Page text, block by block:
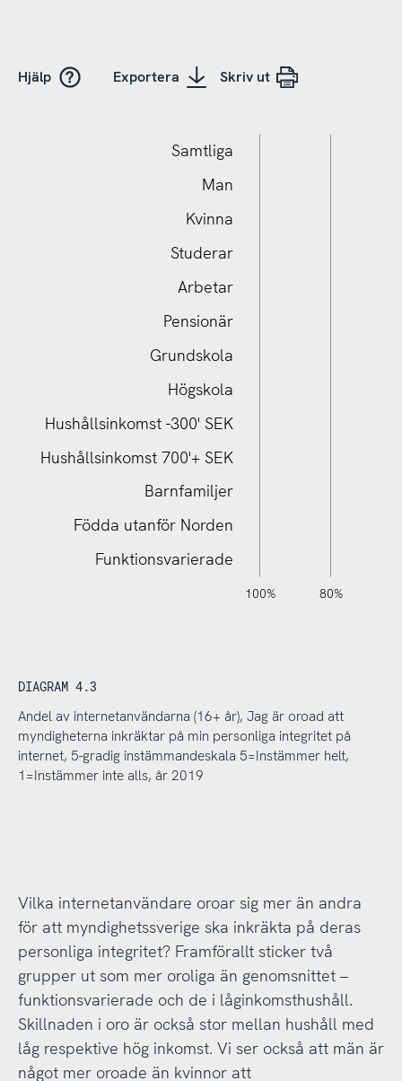
Hjälp Exportera Skriv ut
Grundskola
Funktionsvarierade
Födda utanför Norden
Barnfamiljer
Hushållsinkomst 700'+ SEK
Hushållsinkomst -300' SEK
Högskola
Grundskola
Pensionär
Arbetar
Studerar
Kvinna
Man
Samtliga
140%
120%100% 80%
-20%
-40%
DIAGRAM 4.3
Andel av internetanvändarna (16+ år), Jag är oroad att
myndigheterna inkräktar på min personliga integritet på
internet, 5-gradig instämmandeskala 5=Instämmer helt,
1=Instämmer inte alls, år 2019
Vilka internetanvändare oroar sig mer än andra
för att myndighetssverige ska inkräkta på deras
personliga integritet? Framförallt sticker två
grupper ut som mer oroliga än genomsnittet –
funktionsvarierade och de i låginkomsthushåll.
Skillnaden i oro är också stor mellan hushåll med
låg respektive hög inkomst. Vi ser också att män är
något mer oroade än kvinnor att